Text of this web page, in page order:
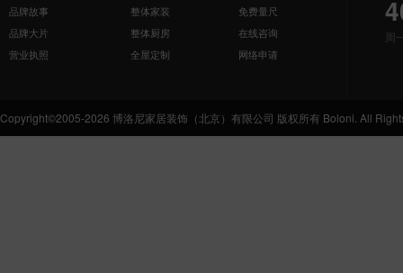
品牌故事
品牌大片
营业执照
整体家装
整体厨房
全屋定制
免费量尺
在线咨询
网络申请
周
Copyright©2005-2026 博洛尼家居装饰（北京）有限公司 版权所有 Boloni. All